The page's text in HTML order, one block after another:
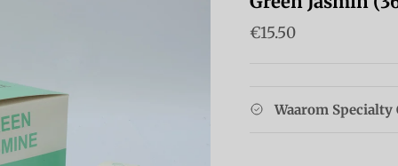
Reguliere prijs
€15.50
Waarom Specialty